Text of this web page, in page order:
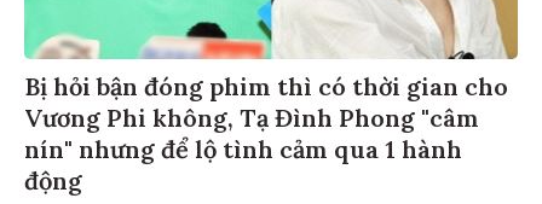
Bị hỏi bận đóng phim thì có thời gian cho
Vương Phi không, Tạ Đình Phong "câm
nín" nhưng để lộ tình cảm qua 1 hành
động